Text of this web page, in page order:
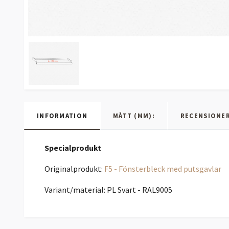
INFORMATION MÅTT (MM):
Specialprodukt
Originalprodukt: F5 - Fönsterbleck med putsgavlar
Variant/material: PL Svart - RAL9005